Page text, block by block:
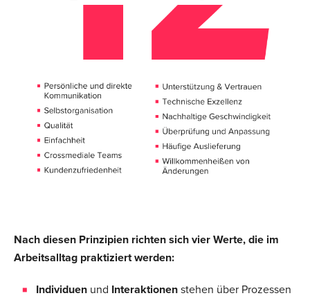
Nach diesen Prinzipien richten sich vier Werte, die im
Arbeitsalltag praktiziert werden:
Individuen und Interaktionen stehen über Prozessen